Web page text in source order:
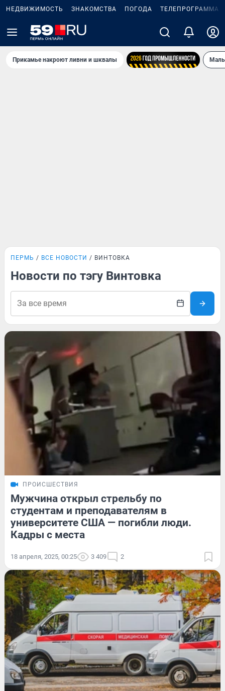
НЕДВИЖИМОСТЬ ЗНАКОМСТВА ПОГОДА ТЕЛЕПРОГРАММА
Прикамье накроют ливни и шквалы
ПЕРМЬ ВСЕ НОВОСТИ ВИНТОВКА
Новости по тэгу Винтовка
ПРОИСШЕСТВИЯ
Мужчина открыл стрельбу по
студентам и преподавателям в
университете США — погибли люди.
Кадры с места
18 апреля, 2025, 00:25 3 409 2